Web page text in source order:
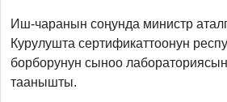
Иш-чаранын соңунда министр
Курулушта сертификаттоонун
борборунун сыноо
таанышты.